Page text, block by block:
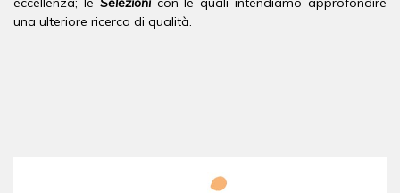
una ulteriore ricerca di qualità.